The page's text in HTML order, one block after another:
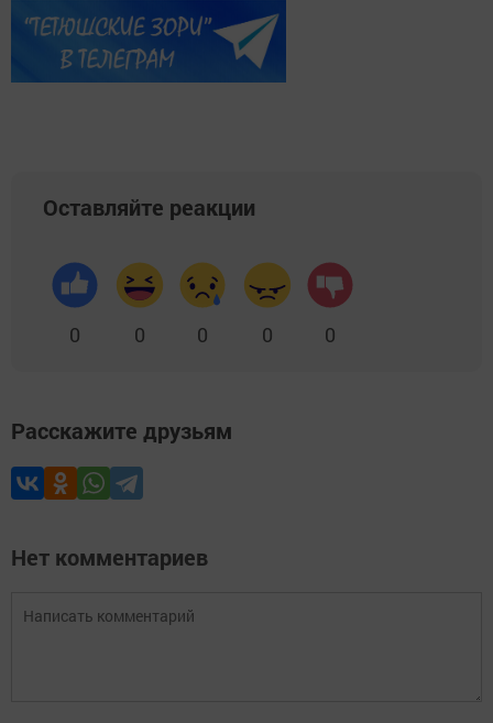
Оставляйте реакции
0 0 0 0 0
Расскажите друзьям
Нет комментариев